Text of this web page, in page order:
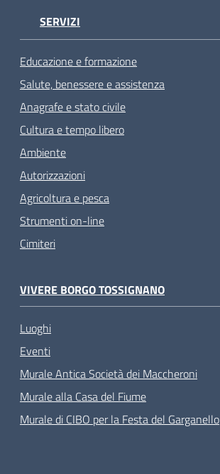
SERVIZI
Educazione e formazione
Salute, benessere e assistenza
Anagrafe e stato civile
Cultura e tempo libero
Ambiente
Autorizzazioni
Agricoltura e pesca
Strumenti on-line
Cimiteri
VIVERE BORGO TOSSIGNANO
Luoghi
Eventi
Murale Antica Società dei Maccheroni
Murale alla Casa del Fiume
Murale di CIBO per la Festa del Garganello